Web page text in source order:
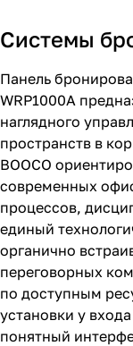
Системы
Панель
WRP1000A
наглядного
пространств в
BOOCO
современных
процессов,
единый
органично
переговорных
по доступным
установки у
понятный